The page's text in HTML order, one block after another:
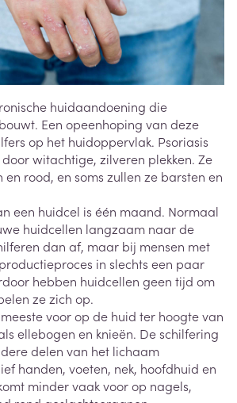
huidaandoening die
Een opeenhoping van deze
op het huidoppervlak. Psoriasis
witachtige, zilveren plekken. Ze
en rood, en soms zullen ze barsten en
een huidcel is één maand. Normaal
huidcellen langzaam naar de
dan af, maar bij mensen met
in slechts een paar
hebben huidcellen geen tijd om
ze zich op.
voor op de huid ter hoogte van
ellebogen en knieën. De schilfering
delen van het lichaam
handen, voeten, nek, hoofdhuid en
minder vaak voor op nagels,